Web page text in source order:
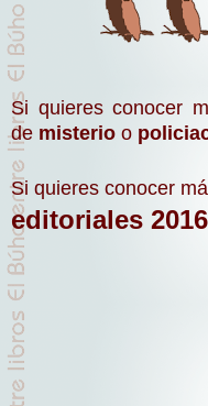
Si quieres conocer
de misterio o
Si quieres conocer
editoriales 2016